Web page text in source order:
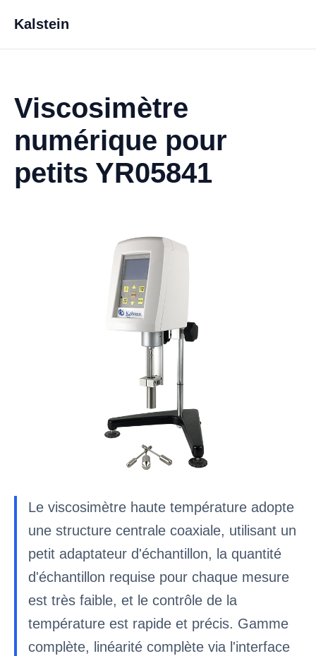
Kalstein
Viscosimètre
numérique pour
petits YR05841
Le viscosimètre haute température adopte
une structure centrale coaxiale, utilisant un
petit adaptateur d'échantillon, la quantité
d'échantillon requise pour chaque mesure
est très faible, et le contrôle de la
température est rapide et précis. Gamme
complète, linéarité complète via l'interface